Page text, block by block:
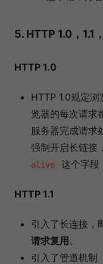
5. HTTP 1.0，1.1
HTTP 1.0
HTTP 1.0规定
览器的每次请求
服务器完成请求
强制开启长链接
alive
这个字段
HTTP 1.1
引入了长连接，
请求复用。
引入了管道机制